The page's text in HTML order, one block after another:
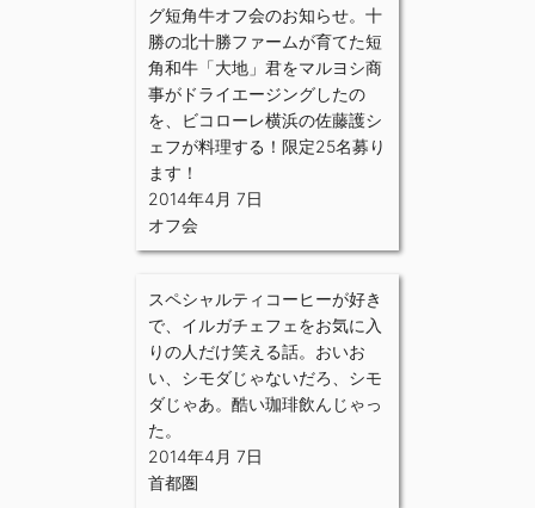
グ短角牛オフ会のお知らせ。十
勝の北十勝ファームが育てた短
角和牛「大地」君をマルヨシ商
事がドライエージングしたの
を、ビコローレ横浜の佐藤護シ
ェフが料理する！限定25名募り
ます！
2014年4月 7日
オフ会
スペシャルティコーヒーが好き
で、イルガチェフェをお気に入
りの人だけ笑える話。おいお
い、シモダじゃないだろ、シモ
ダじゃあ。酷い珈琲飲んじゃっ
た。
2014年4月 7日
首都圏